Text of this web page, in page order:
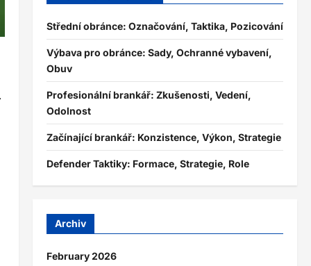
Střední obránce: Označování, Taktika, Pozicování
Výbava pro obránce: Sady, Ochranné vybavení,
Obuv
Profesionální brankář: Zkušenosti, Vedení,
Odolnost
Začínající brankář: Konzistence, Výkon, Strategie
Defender Taktiky: Formace, Strategie, Role
Archiv
February 2026